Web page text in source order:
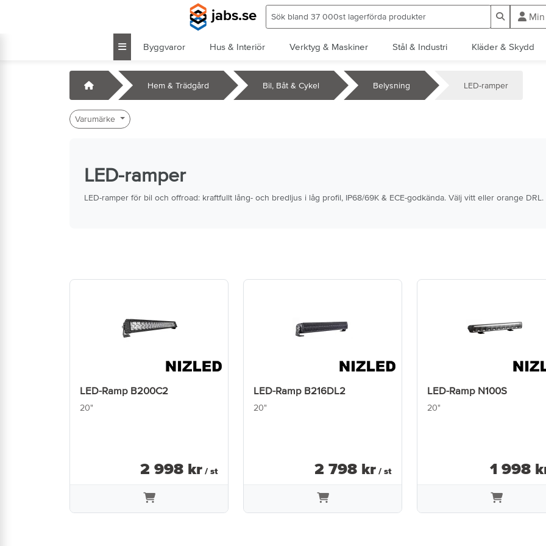
jabs.se
Byggvaror Hus & Interiör Verktyg & Maskiner Stål & Industri Kläder & Skydd
Startsida Hem & Trädgård Bil, Båt & Cykel Belysning LED-ramper
Varumärke
LED-ramper
LED-ramper för bil och offroad: kraftfullt lång- och bredljus i låg profil, IP68/69K & ECE-godkända. Välj vitt eller orange DRL.
LED-Ramp B200C2
20"
2 998 kr / st
LED-Ramp B216DL2
20"
2 798 kr / st
LED-Ramp N100S
20"
1 998